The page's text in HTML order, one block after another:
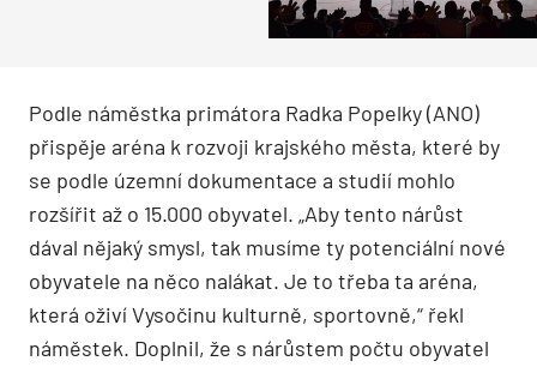
Podle náměstka primátora Radka Popelky (ANO)
přispěje aréna k rozvoji krajského města, které by
se podle územní dokumentace a studií mohlo
rozšířit až o 15.000 obyvatel. „Aby tento nárůst
dával nějaký smysl, tak musíme ty potenciální nové
obyvatele na něco nalákat. Je to třeba ta aréna,
která oživí Vysočinu kulturně, sportovně,“ řekl
náměstek. Doplnil, že s nárůstem počtu obyvatel